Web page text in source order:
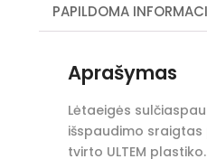
PAPILDOMA
Aprašymas
Lėtaeigės
išspaudimo
tvirto ULTEM